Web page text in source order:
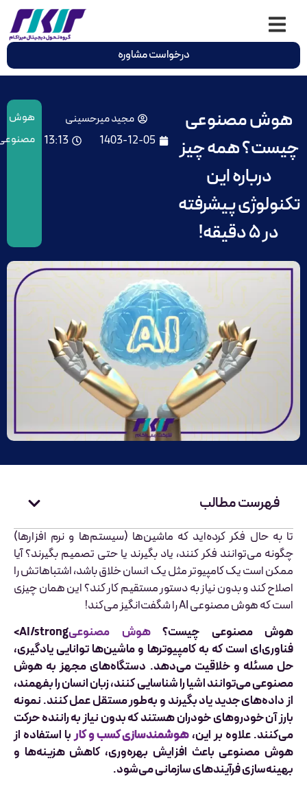
درخواست مشاوره
هوش
مصنوعی
هوش مصنوعی
چیست؟ همه چیز
درباره این
تکنولوژی پیشرفته
در ۵ دقیقه!
مجید میرحسینی
1403-12-05
13:13
فهرست مطالب
تا به حال فکر کرده‌اید که ماشین‌ها (سیستم‌ها و نرم افزارها)
چگونه می‌توانند فکر کنند، یاد بگیرند یا حتی تصمیم بگیرند؟ آیا
ممکن است یک کامپیوتر مثل یک انسان خلاق باشد، اشتباهاتش را
اصلاح کند و بدون نیاز به دستور مستقیم کار کند؟ این همان چیزی
است که هوش مصنوعی AI را شگفت‌انگیز می‌کند!
هوش مصنوعی چیست؟
هوش مصنوعی
AI/strong>
فناوری‌ای است که به کامپیوترها و ماشین‌ها توانایی یادگیری،
حل مسئله و خلاقیت می‌دهد. دستگاه‌های مجهز به هوش
مصنوعی می‌توانند اشیا را شناسایی کنند، زبان انسان را بفهمند،
از داده‌های جدید یاد بگیرند و به‌طور مستقل عمل کنند. نمونه
بارز آن خودروهای خودران هستند که بدون نیاز به راننده حرکت
می‌کنند. علاوه بر این،هوشمندسازی کسب و کاربا استفاده از
هوش مصنوعی باعث افزایش بهره‌وری، کاهش هزینه‌ها و
بهینه‌سازی فرآیندهای سازمانی می‌شود.